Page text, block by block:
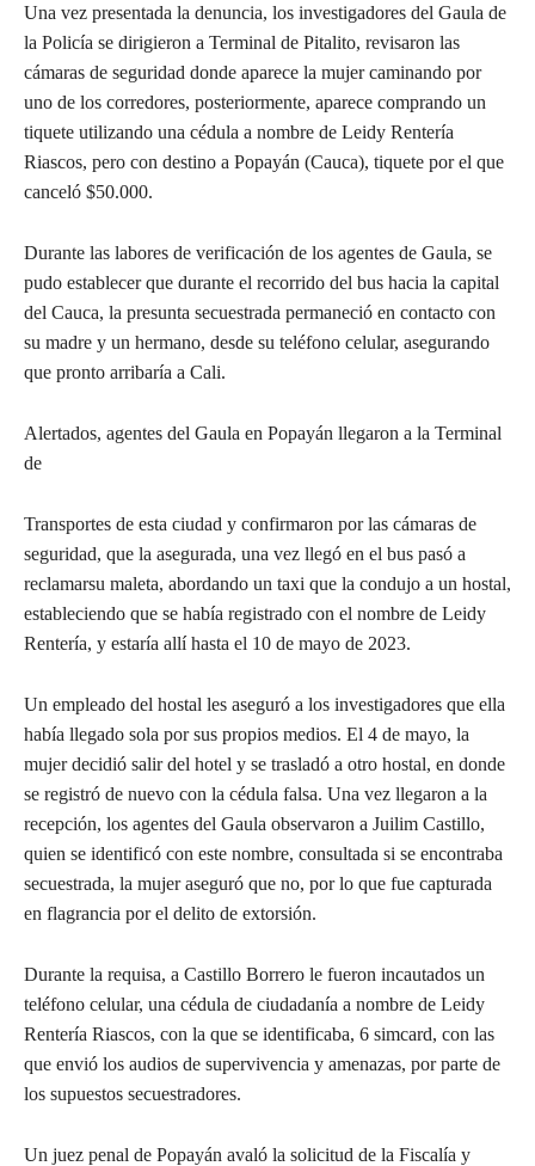
Una vez presentada la denuncia, los investigadores del Gaula de
la Policía se dirigieron a Terminal de Pitalito, revisaron las
cámaras de seguridad donde aparece la mujer caminando por
uno de los corredores, posteriormente, aparece comprando un
tiquete utilizando una cédula a nombre de Leidy Rentería
Riascos, pero con destino a Popayán (Cauca), tiquete por el que
canceló $50.000.
Durante las labores de verificación de los agentes de Gaula, se
pudo establecer que durante el recorrido del bus hacia la capital
del Cauca, la presunta secuestrada permaneció en contacto con
su madre y un hermano, desde su teléfono celular, asegurando
que pronto arribaría a Cali.
Alertados, agentes del Gaula en Popayán llegaron a la Terminal
de
Transportes de esta ciudad y confirmaron por las cámaras de
seguridad, que la asegurada, una vez llegó en el bus pasó a
reclamarsu maleta, abordando un taxi que la condujo a un hostal,
estableciendo que se había registrado con el nombre de Leidy
Rentería, y estaría allí hasta el 10 de mayo de 2023.
Un empleado del hostal les aseguró a los investigadores que ella
había llegado sola por sus propios medios. El 4 de mayo, la
mujer decidió salir del hotel y se trasladó a otro hostal, en donde
se registró de nuevo con la cédula falsa. Una vez llegaron a la
recepción, los agentes del Gaula observaron a Juilim Castillo,
quien se identificó con este nombre, consultada si se encontraba
secuestrada, la mujer aseguró que no, por lo que fue capturada
en flagrancia por el delito de extorsión.
Durante la requisa, a Castillo Borrero le fueron incautados un
teléfono celular, una cédula de ciudadanía a nombre de Leidy
Rentería Riascos, con la que se identificaba, 6 simcard, con las
que envió los audios de supervivencia y amenazas, por parte de
los supuestos secuestradores.
Un juez penal de Popayán avaló la solicitud de la Fiscalía y